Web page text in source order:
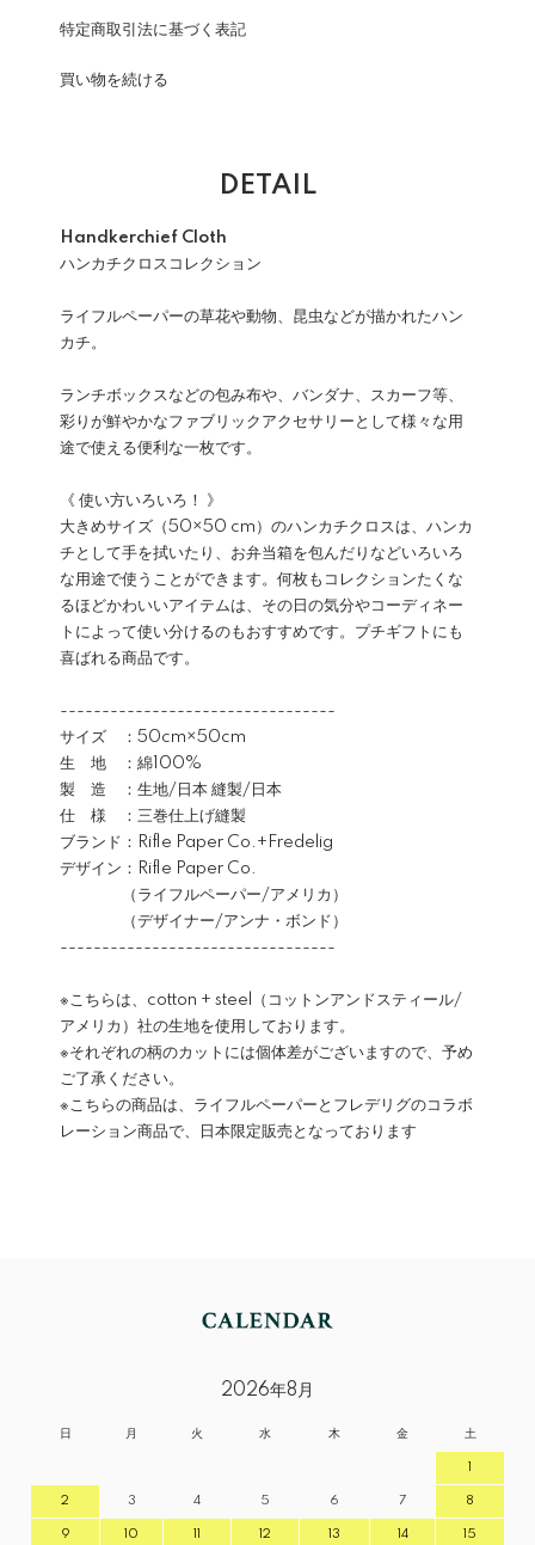
特定商取引法に基づく表記
買い物を続ける
DETAIL
Handkerchief Cloth
ハンカチクロスコレクション
ライフルペーパーの草花や動物、昆虫などが描かれたハン
カチ。
ランチボックスなどの包み布や、バンダナ、スカーフ等、
彩りが鮮やかなファブリックアクセサリーとして様々な用
途で使える便利な一枚です。
《 使い方いろいろ！ 》
大きめサイズ（50×50 cm）のハンカチクロスは、ハンカ
チとして手を拭いたり、お弁当箱を包んだりなどいろいろ
な用途で使うことができます。何枚もコレクションたくな
るほどかわいいアイテムは、その日の気分やコーディネー
トによって使い分けるのもおすすめです。プチギフトにも
喜ばれる商品です。
---------------------------------
サイズ ：50cm×50cm
生 地 ：綿100%
製 造 ：生地/日本 縫製/日本
仕 様 ：三巻仕上げ縫製
ブランド：Rifle Paper Co.+Fredelig
デザイン：Rifle Paper Co.
（ライフルペーパー/アメリカ）
（デザイナー/アンナ・ボンド）
---------------------------------
※こちらは、cotton + steel（コットンアンドスティール/
アメリカ）社の生地を使用しております。
※それぞれの柄のカットには個体差がございますので、予め
ご了承ください。
※こちらの商品は、ライフルペーパーとフレデリグのコラボ
レーション商品で、日本限定販売となっております
2026年8月
日 月 火 水 木 金 土
1
2 3 4 5 6 7 8
9 10 11 12 13 14 15